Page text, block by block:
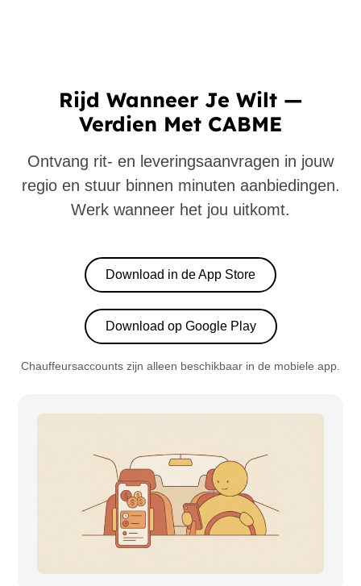
Rijd Wanneer Je Wilt —
Verdien Met CABME
Ontvang rit- en leveringsaanvragen in jouw
regio en stuur binnen minuten aanbiedingen.
Werk wanneer het jou uitkomt.
Download in de App Store
Download op Google Play
Chauffeursaccounts zijn alleen beschikbaar in de mobiele app.